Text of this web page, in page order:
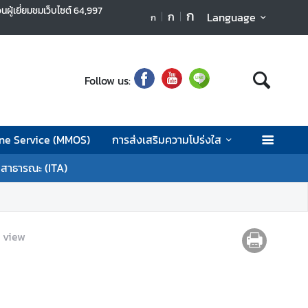
ผู้เยี่ยมชมเว็บไซต์64,997 ก ก ก Language
Follow us:
Service (MMOS)
การส่งเสริมความโปร่งใส
าธารณะ (ITA)
view